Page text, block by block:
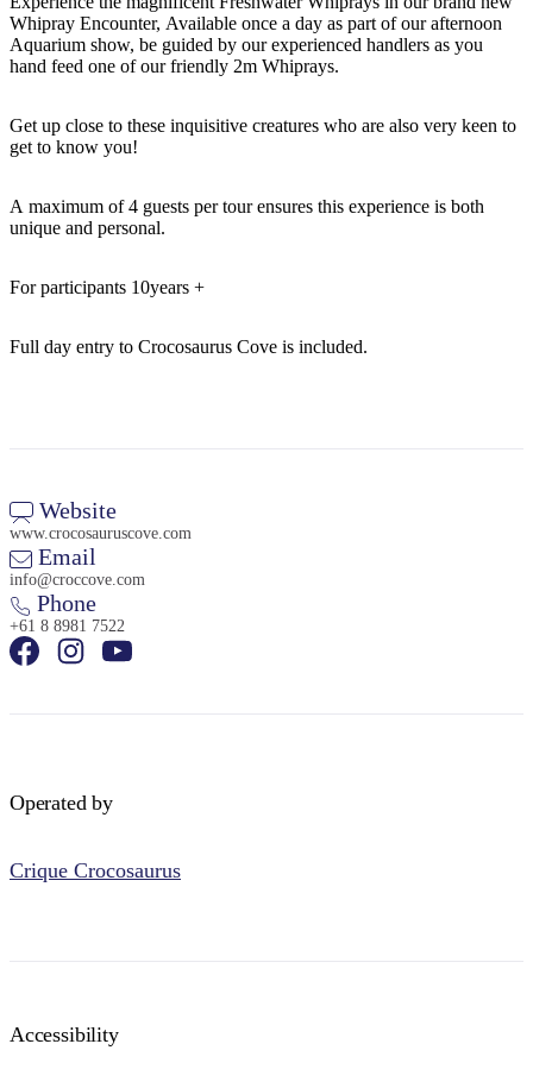
Sign
up
Whipray Encounter, Available once a day as part of our afternoon
Aquarium show, be guided by our experienced handlers as you
hand feed one of our friendly 2m Whiprays.
Get up close to these inquisitive creatures who are also very keen to
get to know you!
A maximum of 4 guests per tour ensures this experience is both
unique and personal.
For participants 10years +
Full day entry to Crocosaurus Cove is included.
Website
www.crocosauruscove.com
Email
info@croccove.com
Phone
+61 8 8981 7522
Operated by
Crique Crocosaurus
Accessibility